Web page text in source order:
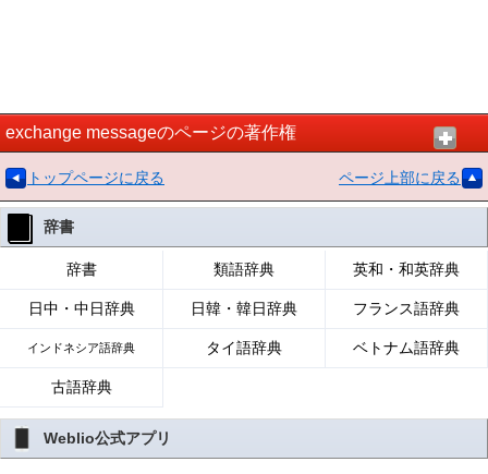
exchange messageのページの著作権
トップページに戻る ページ上部に戻る
辞書
辞書 類語辞典 英和・和英辞典
日中・中日辞典 日韓・韓日辞典 フランス語辞典
インドネシア語辞典 タイ語辞典 ベトナム語辞典
古語辞典
Weblio公式アプリ